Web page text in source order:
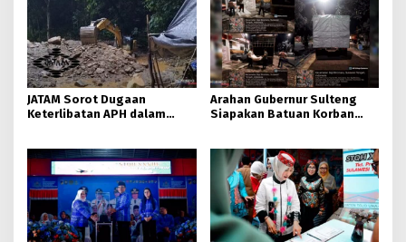
JATAM Sorot Dugaan
Keterlibatan APH dalam
Arahan Gubernur Sulteng
Siapakan Batuan Korban
Distribusi